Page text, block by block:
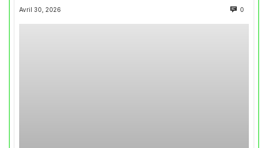
Avril 30, 2026 0